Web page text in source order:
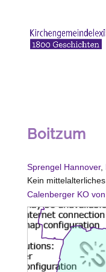
Boitzum
Sprengel Hannover,
Kein
Calenberger KO